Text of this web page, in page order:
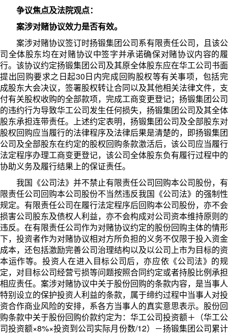
争议焦点及法院观点：
案涉对赌协议效力是否有效。
案涉对赌协议签订时扬锻集团公司系有限责任公司，且该公
司全体股东均在对赌协议中签字并承诺确保对赌协议内容的履
行。 该协议约定扬锻集团公司及其原全体股东应在华工公司书面
提出回购要求之日起30日内完成回购股权等有关事项，包括完
成股东大会决议，签署股权转让合同以及其他相关法律文件，支
付有关股权收购的全部款项，完成工商变更登记； 扬锻集团公司
的违约行为导致华工公司发生任何损失，扬锻集团公司及其全体
股东承担连带责任。 上述约定表明，扬锻集团公司及全部股东对
股权回购应当履行的法律程序及法律后果是清楚的，即扬锻集团
公司及全部股东在约定的股权回购条款激活后，该公司应当履行
法定程序办理工商变更登记，该公司全体股东负有履行过程中的
协助义务及履行结果上的保证责任。
我国《公司法》并不禁止有限责任公司回购本公司股份，有
限责任公司回购本公司股份不当然违反我国《公司法》的强制性
规定。有限责任公司在履行法定程序后回购本公司股份，亦不会
损害公司股东及债权人利益，亦不会构成对公司资本维持原则的
违反。在有限责任公司作为对赌协议约定的股份回购主体的情形
下，投资者作为对赌协议相对方所负担的义务不仅限于投入资金
成本，还包括激励完善公司治理结构以及以公司上市为目标的资
本运作等。投资人在进入目标公司后，亦应依《公司法》的规
定，对目标公司经营亏损等问题按照合同约定或者持股比例承担
相应责任。案涉对赌协议中关于股份回购的条款内容，是当事人
特别设立的保护投资人利益的条款，属于缔约过程中当事人对投
资合作商业风险的安排，系各方当事人的真实意思表示。股份回
购条款中关于股份回购价款约定为：华工公司投资额＋（华工公
司投资额×8%×投资到公司实际月份数/12）－扬锻集团公司累计